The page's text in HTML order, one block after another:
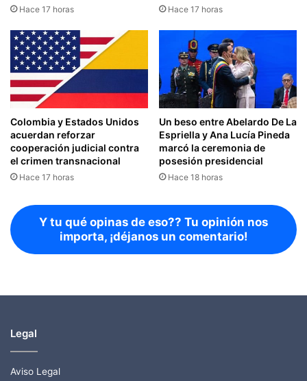
Hace 17 horas Hace 17 horas
Colombia y Estados Unidos
acuerdan reforzar
cooperación judicial contra
el crimen transnacional
Hace 17 horas
Un beso entre Abelardo De La
Espriella y Ana Lucía Pineda
marcó la ceremonia de
posesión presidencial
Hace 18 horas
Y tu qué opinas de eso?? Tu opinión nos
importa, ¡déjanos un comentario!
Legal
Aviso Legal